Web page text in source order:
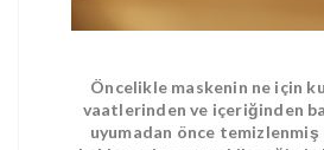
Öncelikle maskenin ne için
vaatlerinden ve içeriğinden
uyumadan önce temizlenmiş